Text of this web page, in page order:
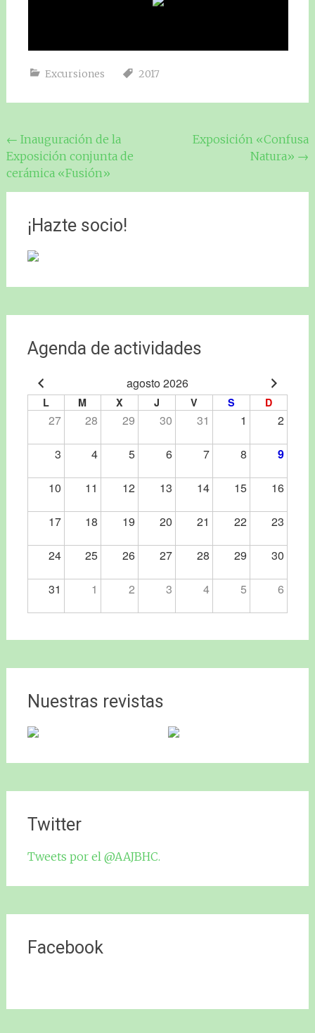
Excursiones 2017
Navegación
de
entradas
← Inauguración de la
Exposición conjunta de
cerámica «Fusión»
Exposición «Confusa
Natura» →
¡Hazte socio!
Agenda de actividades
agosto 2026
L M X J V S D
27 28 29 30 31 1 2
3 4 5 6 7 8 9
10 11 12 13 14 15 16
17 18 19 20 21 22 23
24 25 26 27 28 29 30
31 1 2 3 4 5 6
Nuestras revistas
Twitter
Tweets por el @AAJBHC.
Facebook